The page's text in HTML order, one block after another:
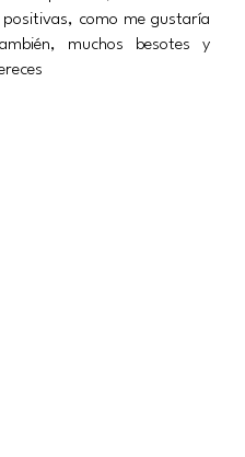
como me gustaría
muchos besotes y